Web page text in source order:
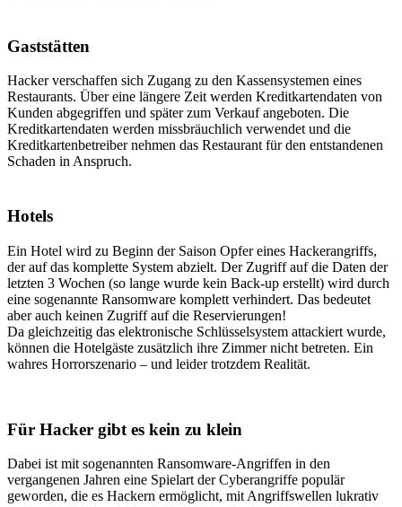
Gaststätten
Hacker verschaffen sich Zugang zu den Kassensystemen eines
Restaurants. Über eine längere Zeit werden Kreditkartendaten von
Kunden abgegriffen und später zum Verkauf angeboten. Die
Kreditkartendaten werden missbräuchlich verwendet und die
Kreditkartenbetreiber nehmen das Restaurant für den entstandenen
Schaden in Anspruch.
Hotels
Ein Hotel wird zu Beginn der Saison Opfer eines Hackerangriffs,
der auf das komplette System abzielt. Der Zugriff auf die Daten der
letzten 3 Wochen (so lange wurde kein Back-up erstellt) wird durch
eine sogenannte Ransomware komplett verhindert. Das bedeutet
aber auch keinen Zugriff auf die Reservierungen!
Da gleichzeitig das elektronische Schlüsselsystem attackiert wurde,
können die Hotelgäste zusätzlich ihre Zimmer nicht betreten. Ein
wahres Horrorszenario – und leider trotzdem Realität.
Für Hacker gibt es kein zu klein
Dabei ist mit sogenannten Ransomware-Angriffen in den
vergangenen Jahren eine Spielart der Cyberangriffe populär
geworden, die es Hackern ermöglicht, mit Angriffswellen lukrativ